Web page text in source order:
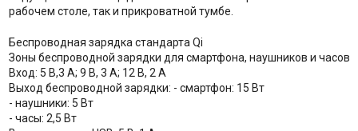
рабочем столе, так и прикроватной тумбе.
Беспроводная зарядка стандарта Qi
Зоны беспроводной зарядки для смартфона, наушников и часов
Вход: 5 В,3 A; 9 В, 3 A; 12 В, 2 A
Выход беспроводной зарядки: - смартфон: 15 Вт
- наушники: 5 Вт
- часы: 2,5 Вт